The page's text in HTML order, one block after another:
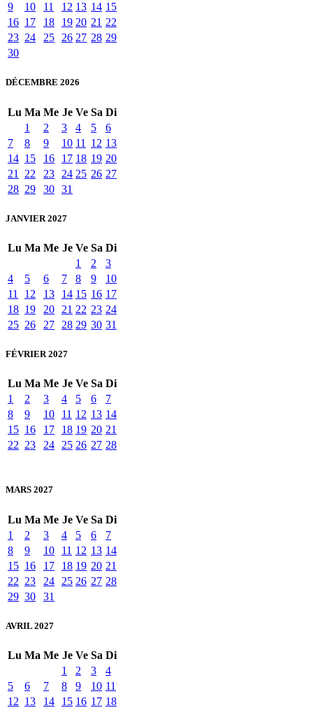
9
10 11 12 13 14 15
16 17 18 19 20 21 22
23 24 25 26 27 28 29
30
DÉCEMBRE 2026
Lu Ma Me Je Ve Sa Di
1
2 3 4 5
6
7
8 9 10 11 12 13
14 15 16 17 18 19 20
21
22 23 24 25 26 27
28 29 30 31
JANVIER 2027
Lu Ma Me Je Ve Sa Di
1
2
3
4
5 6 7 8 9
10
11
12 13 14 15 16 17
18 19 20 21 22 23 24
25 26 27 28 29 30 31
FÉVRIER 2027
Lu Ma Me Je Ve Sa Di
1
2 3 4 5 6
7
8
9 10 11 12 13 14
15 16 17 18 19 20 21
22 23 24 25 26 27 28
MARS 2027
Lu Ma Me Je Ve Sa Di
1
2 3 4 5 6
7
8
9 10 11 12 13 14
15 16 17 18 19 20 21
22 23 24 25 26 27 28
29 30 31
AVRIL 2027
Lu Ma Me Je Ve Sa Di
1
2 3
4
5
6 7 8 9 10 11
12 13 14 15 16 17 18